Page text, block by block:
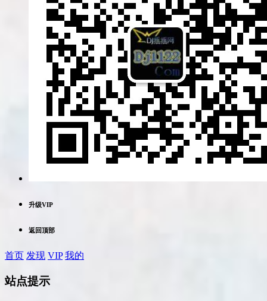
升级VIP
返回顶部
首页 发现 VIP 我的
站点提示